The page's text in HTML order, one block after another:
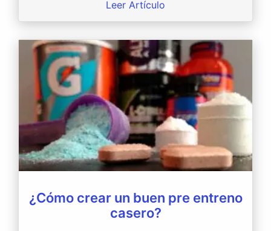
Leer Artículo
¿Cómo crear un buen pre entreno
casero?